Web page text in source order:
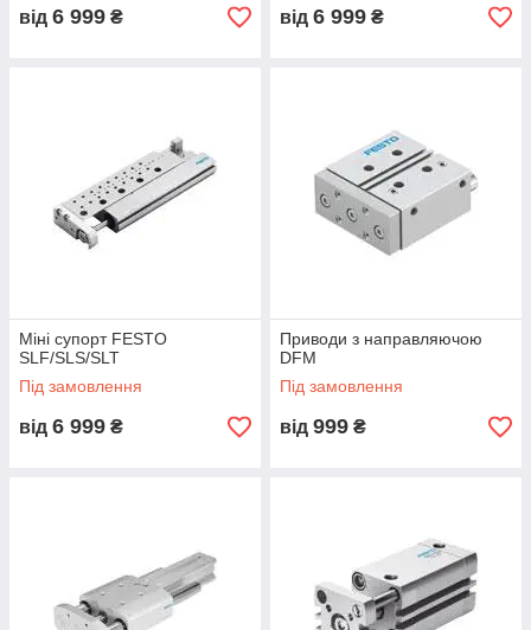
від 6 999 ₴ від 6 999 ₴
Міні супорт FESTO
SLF/SLS/SLT
Під замовлення
від 6 999 ₴
Приводи з направляючою
DFM
Під замовлення
від 999 ₴